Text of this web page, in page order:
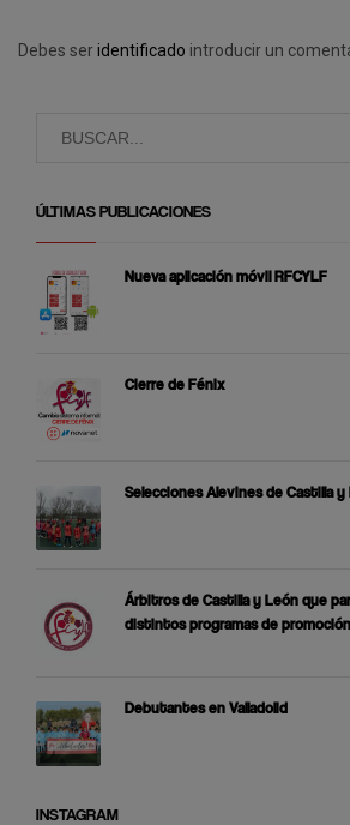
Debes seridentificado introducir un
ÚLTIMAS PUBLICACIONES
Nueva aplicación móvil RFCYLF
Cierre de Fénix
Selecciones Alevines de Castilla y
Árbitros de Castilla y León que
distintos programas de promoción
Debutantes en Valladolid
INSTAGRAM